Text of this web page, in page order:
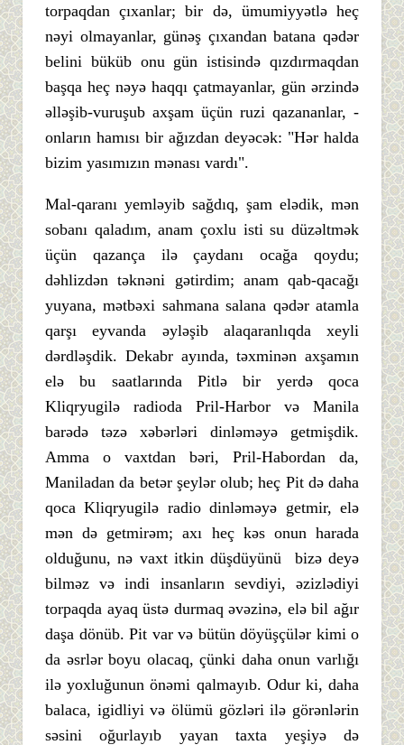
torpaqdan çıxanlar; bir də, ümumiyyətlə heç
nəyi olmayanlar, günəş çıxandan batana qədər
belini büküb onu gün istisində qızdırmaqdan
başqa heç nəyə haqqı çatmayanlar, gün ərzində
əlləşib-vuruşub axşam üçün ruzi qazananlar, -
onların hamısı bir ağızdan deyəcək: "Hər halda
bizim yasımızın mənası vardı".
Mal-qaranı yemləyib sağdıq, şam elədik, mən
sobanı qaladım, anam çoxlu isti su düzəltmək
üçün qazança ilə çaydanı ocağa qoydu;
dəhlizdən təknəni gətirdim; anam qab-qacağı
yuyana, mətbəxi sahmana salana qədər atamla
qarşı eyvanda əyləşib alaqaranlıqda xeyli
dərdləşdik. Dekabr ayında, təxminən axşamın
elə bu saatlarında Pitlə bir yerdə qoca
Kliqryugilə radioda Pril-Harbor və Manila
barədə təzə xəbərləri dinləməyə getmişdik.
Amma o vaxtdan bəri, Pril-Habordan da,
Maniladan da betər şeylər olub; heç Pit də daha
qoca Kliqryugilə radio dinləməyə getmir, elə
mən də getmirəm; axı heç kəs onun harada
olduğunu, nə vaxt itkin düşdüyünü bizə deyə
bilməz və indi insanların sevdiyi, əzizlədiyi
torpaqda ayaq üstə durmaq əvəzinə, elə bil ağır
daşa dönüb. Pit var və bütün döyüşçülər kimi o
da əsrlər boyu olacaq, çünki daha onun varlığı
ilə yoxluğunun önəmi qalmayıb. Odur ki, daha
balaca, igidliyi və ölümü gözləri ilə görənlərin
səsini oğurlayıb yayan taxta yeşiyə də